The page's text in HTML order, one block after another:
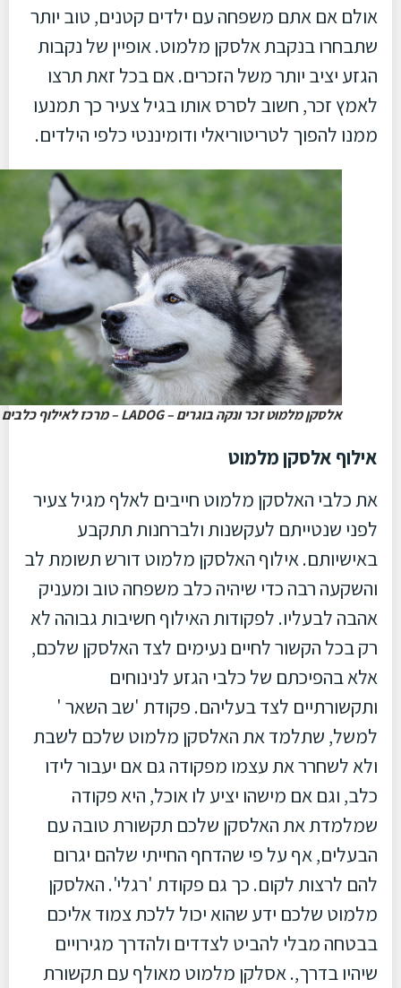
אולם אם אתם משפחה עם ילדים קטנים, טוב יותר
שתבחרו בנקבת אלסקן מלמוט. אופיין של נקבות
הגזע יציב יותר משל הזכרים. אם בכל זאת תרצו
לאמץ זכר, חשוב לסרס אותו בגיל צעיר כך תמנעו
ממנו להפוך לטריטוריאלי ודומיננטי כלפי הילדים.
אלסקן מלמוט זכר ונקה בוגרים – LADOG – מרכז לאילוף כלבים
אילוף אלסקן מלמוט
את כלבי האלסקן מלמוט חייבים לאלף מגיל צעיר
לפני שנטייתם לעקשנות ולברחנות תתקבע
באישיותם. אילוף האלסקן מלמוט דורש תשומת לב
והשקעה רבה כדי שיהיה כלב משפחה טוב ומעניק
אהבה לבעליו. לפקודות האילוף חשיבות גבוהה לא
רק בכל הקשור לחיים נעימים לצד האלסקן שלכם,
אלא בהפיכתם של כלבי הגזע לנינוחים
ותקשורתיים לצד בעליהם. פקודת 'שב השאר '
למשל, שתלמד את האלסקן מלמוט שלכם לשבת
ולא לשחרר את עצמו מפקודה גם אם יעבור לידו
כלב, וגם אם מישהו יציע לו אוכל, היא פקודה
שמלמדת את האלסקן שלכם תקשורת טובה עם
הבעלים, אף על פי שהדחף החייתי שלהם יגרום
להם לרצות לקום. כך גם פקודת 'רגלי'. האלסקן
מלמוט שלכם ידע שהוא יכול ללכת צמוד אליכם
בבטחה מבלי להביט לצדדים ולהדרך מגירויים
שיהיו בדרך,. אסלקן מלמוט מאולף עם תקשורת